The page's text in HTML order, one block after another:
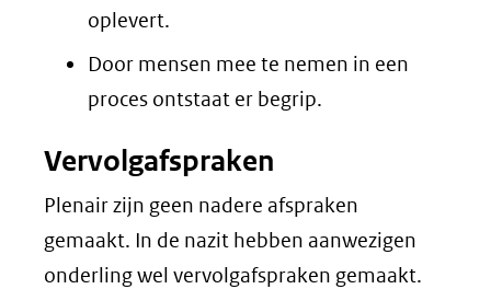
oplevert.
Door mensen mee te nemen in een
proces ontstaat er begrip.
Vervolgafspraken
Plenair zijn geen nadere afspraken
gemaakt. In de nazit hebben aanwezigen
onderling wel vervolgafspraken gemaakt.